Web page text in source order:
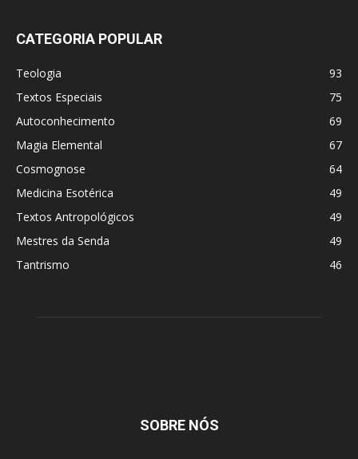
CATEGORIA POPULAR
Teologia
93
Textos Especiais
75
Autoconhecimento
69
Magia Elemental
67
Cosmognose
64
Medicina Esotérica
49
Textos Antropológicos
49
Mestres da Senda
49
Tantrismo
46
SOBRE NÓS